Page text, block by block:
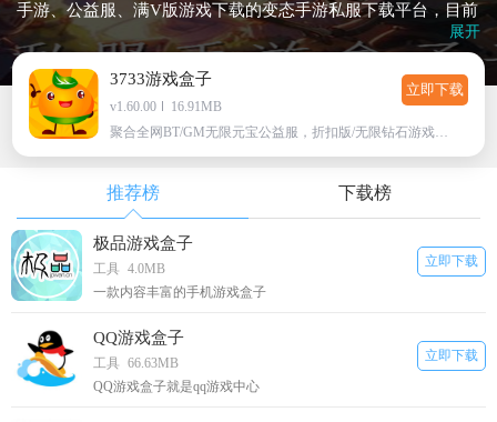
手游、公益服、满V版游戏下载的变态手游私服下载平台，目前
关于提供这一类游戏下载的平台还是比较多，比如3733游戏平
台、手机玩、乐嗨嗨平台，那么哪一个私服手游盒子平台比较
好呢?下面小编带大家一起来看看吧!
展开
3733游戏盒子
v1.60.00
16.91MB
聚合全网BT/GM无限元宝公益服，折扣版/无限钻石游戏下载
立即下载
推荐榜 下载榜
极品游戏盒子
工具 4.0MB
一款内容丰富的手机游戏盒子
立即下载
QQ游戏盒子
工具 66.63MB
QQ游戏盒子就是qq游戏中心
立即下载